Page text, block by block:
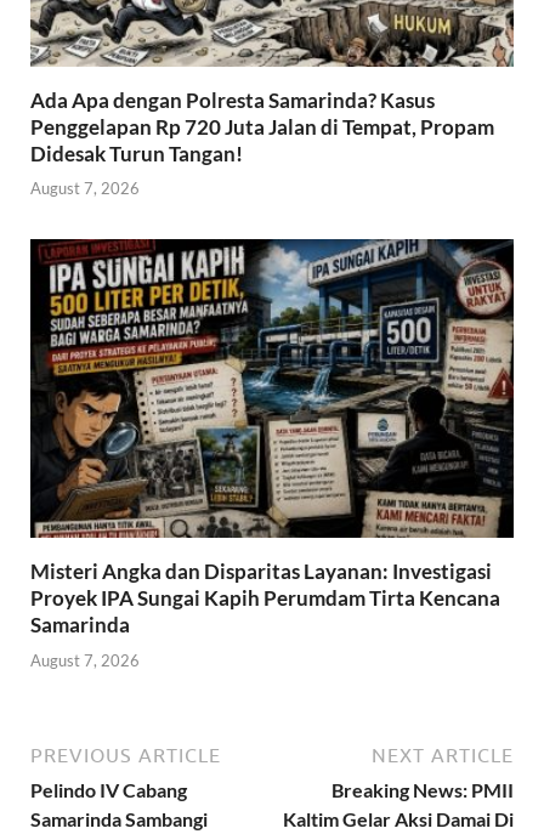
Ada Apa dengan Polresta Samarinda? Kasus
Penggelapan Rp 720 Juta Jalan di Tempat, Propam
Didesak Turun Tangan!
August 7, 2026
Misteri Angka dan Disparitas Layanan: Investigasi
Proyek IPA Sungai Kapih Perumdam Tirta Kencana
Samarinda
August 7, 2026
PREVIOUS ARTICLE
Pelindo IV Cabang
Samarinda Sambangi
NEXT ARTICLE
Breaking News: PMII
Kaltim Gelar Aksi Damai Di